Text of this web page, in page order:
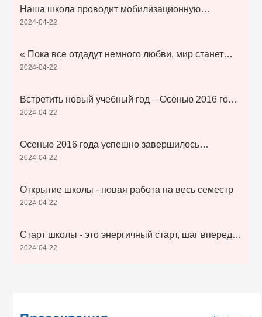
2024-04-22
Наша школа проводит мобилизационную
конференцию « поднять праведность, деревья
кампусе »
2024-04-22
« Пока все отдадут немного любви, мир станет
прекрасным человеком» - все учителя и студенты
2024-04-22
Встретить новый учебный год – Осенью 2016 года
в школу приедут новые ученики
2024-04-22
Осенью 2016 года успешно завершилось
обучение детей
2024-04-22
Открытие школы - новая работа на весь семестр
2024-04-22
Старт школы - это энергичный старт, шаг вперед,
работа в течение всего семестра.